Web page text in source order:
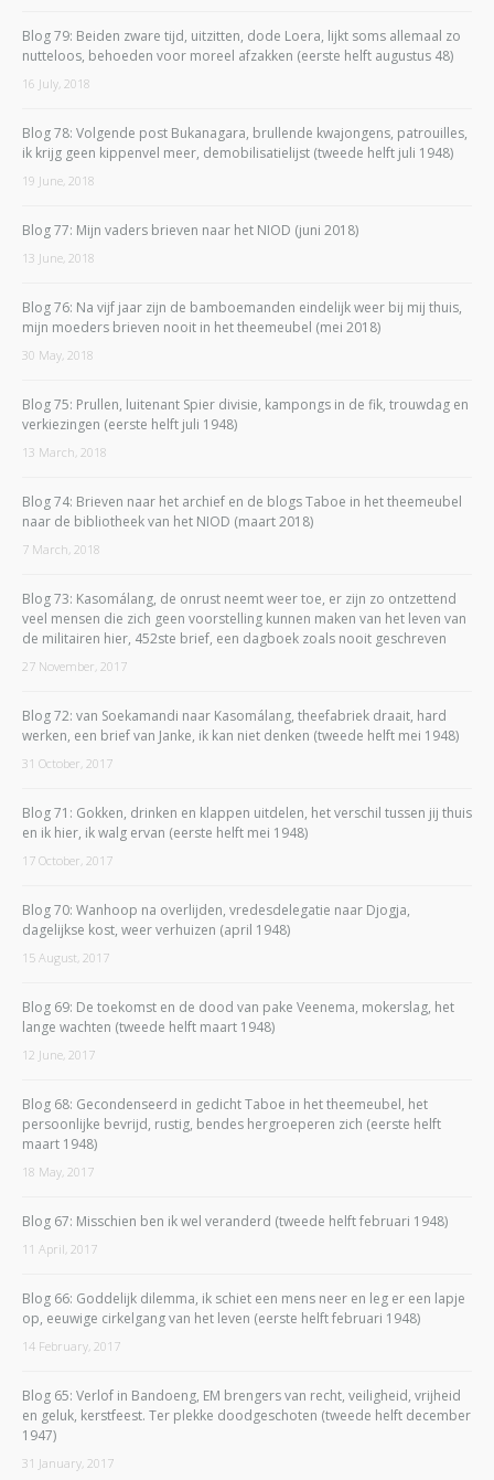
Blog 79: Beiden zware tijd, uitzitten, dode Loera, lijkt soms allemaal zo
nutteloos, behoeden voor moreel afzakken (eerste helft augustus 48)
16 July, 2018
Blog 78: Volgende post Bukanagara, brullende kwajongens, patrouilles,
ik krijg geen kippenvel meer, demobilisatielijst (tweede helft juli 1948)
19 June, 2018
Blog 77: Mijn vaders brieven naar het NIOD (juni 2018)
13 June, 2018
Blog 76: Na vijf jaar zijn de bamboemanden eindelijk weer bij mij thuis,
mijn moeders brieven nooit in het theemeubel (mei 2018)
30 May, 2018
Blog 75: Prullen, luitenant Spier divisie, kampongs in de fik, trouwdag en
verkiezingen (eerste helft juli 1948)
13 March, 2018
Blog 74: Brieven naar het archief en de blogs Taboe in het theemeubel
naar de bibliotheek van het NIOD (maart 2018)
7 March, 2018
Blog 73: Kasomálang, de onrust neemt weer toe, er zijn zo ontzettend
veel mensen die zich geen voorstelling kunnen maken van het leven van
de militairen hier, 452ste brief, een dagboek zoals nooit geschreven
27 November, 2017
Blog 72: van Soekamandi naar Kasomálang, theefabriek draait, hard
werken, een brief van Janke, ik kan niet denken (tweede helft mei 1948)
31 October, 2017
Blog 71: Gokken, drinken en klappen uitdelen, het verschil tussen jij thuis
en ik hier, ik walg ervan (eerste helft mei 1948)
17 October, 2017
Blog 70: Wanhoop na overlijden, vredesdelegatie naar Djogja,
dagelijkse kost, weer verhuizen (april 1948)
15 August, 2017
Blog 69: De toekomst en de dood van pake Veenema, mokerslag, het
lange wachten (tweede helft maart 1948)
12 June, 2017
Blog 68: Gecondenseerd in gedicht Taboe in het theemeubel, het
persoonlijke bevrijd, rustig, bendes hergroeperen zich (eerste helft
maart 1948)
18 May, 2017
Blog 67: Misschien ben ik wel veranderd (tweede helft februari 1948)
11 April, 2017
Blog 66: Goddelijk dilemma, ik schiet een mens neer en leg er een lapje
op, eeuwige cirkelgang van het leven (eerste helft februari 1948)
14 February, 2017
Blog 65: Verlof in Bandoeng, EM brengers van recht, veiligheid, vrijheid
en geluk, kerstfeest. Ter plekke doodgeschoten (tweede helft december
1947)
31 January, 2017